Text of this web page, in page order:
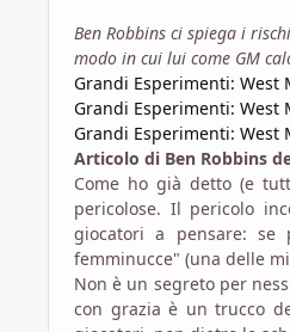
Ben Robbins ci spiega i
modo in cui lui come GM
Grandi Esperimenti: West
Grandi Esperimenti: West
Grandi Esperimenti: West
Articolo di Ben Robbins
Come ho già detto (e
pericolose. Il pericolo
giocatori a pensare: se
femminucce" (una delle
Non è un segreto per
con grazia è un trucco